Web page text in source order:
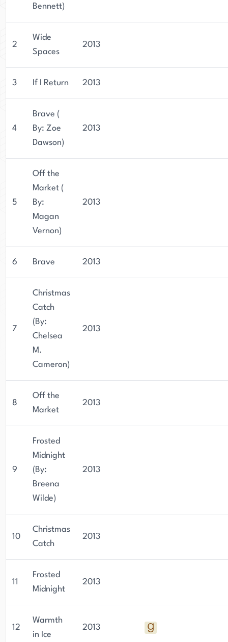
Bennett)
2
Wide
Spaces
2013
3 If I Return 2013
4
Brave (
By: Zoe
Dawson)
2013
5
Off the
Market (
By:
Magan
Vernon)
2013
6 Brave 2013
7
Christmas
Catch
(By:
Chelsea
M.
Cameron)
2013
8
Off the
Market
2013
9
Frosted
Midnight
(By:
Breena
Wilde)
2013
10
Christmas
Catch
2013
11
Frosted
Midnight
2013
12
Warmth
in Ice
2013